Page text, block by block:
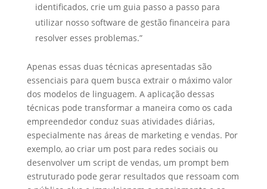
identificados, crie um guia passo a passo para
utilizar nosso software de gestão financeira para
resolver esses problemas.”
Apenas essas duas técnicas apresentadas são
essenciais para quem busca extrair o máximo valor
dos modelos de linguagem. A aplicação dessas
técnicas pode transformar a maneira como os cada
empreendedor conduz suas atividades diárias,
especialmente nas áreas de marketing e vendas. Por
exemplo, ao criar um post para redes sociais ou
desenvolver um script de vendas, um prompt bem
estruturado pode gerar resultados que ressoam com